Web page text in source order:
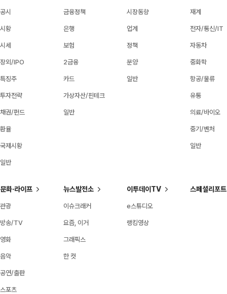
공시
시황
시세
장외/IPO
특징주
투자전략
채권/펀드
환율
국제시황
일반
금융정책
은행
보험
2금융
카드
가상자산/핀테크
일반
시장동향
업계
정책
분양
일반
재계
전자/통신/IT
자동차
중화학
항공/물류
유통
의료/바이오
중기/벤처
일반
문화·라이프
관광
방송/TV
영화
음악
공연/출판
스포츠
뉴스발전소
이슈크래커
요즘, 이거
그래픽스
한 컷
이투데이TV
e스튜디오
랭킹영상
스페셜리포트